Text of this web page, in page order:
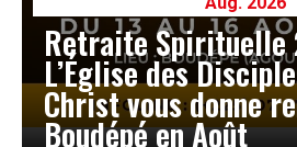
Retraite Spirituelle
L’Église des
Christ vous donne
Boudépé en Août